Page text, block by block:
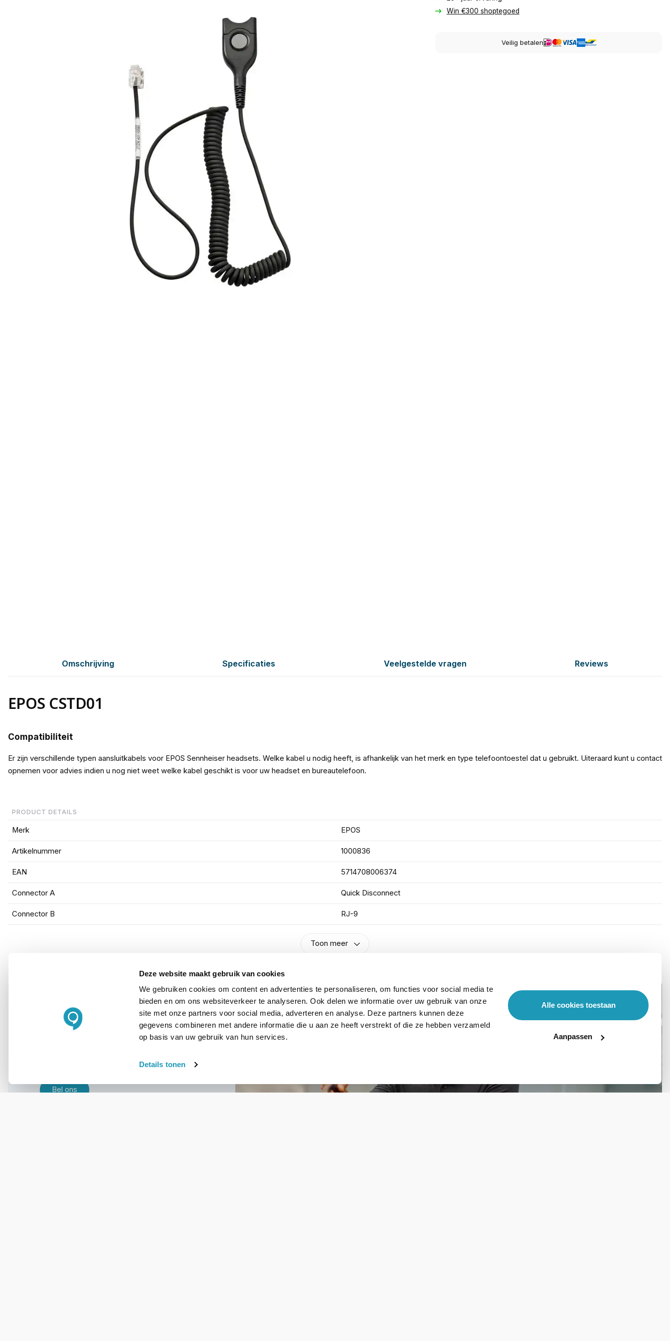
Deze website maakt gebruik van cookies
We gebruiken cookies om content en advertenties te personaliseren, om functies voor social media te
bieden en om ons websiteverkeer te analyseren. Ook delen we informatie over uw gebruik van onze
site met onze partners voor social media, adverteren en analyse. Deze partners kunnen deze
gegevens combineren met andere informatie die u aan ze heeft verstrekt of die ze hebben verzameld
op basis van uw gebruik van hun services.
Details tonen
Alle cookies toestaan
Aanpassen
Win €300 shoptegoed
Veilig betalen
Omschrijving Specificaties Veelgestelde vragen Reviews
EPOS CSTD01
Compatibiliteit
Er zijn verschillende typen aansluitkabels voor EPOS Sennheiser headsets. Welke kabel u nodig heeft, is afhankelijk van het merk en type telefoontoestel dat u gebruikt. Uiteraard kunt u contact
opnemen voor advies indien u nog niet weet welke kabel geschikt is voor uw headset en bureautelefoon.
PRODUCT DETAILS
Merk EPOS
Artikelnummer 1000836
EAN 5714708006374
Connector A Quick Disconnect
Connector B RJ-9
Toon meer
WIL JIJ ADVIES OP MAAT?
Vraag het onze
Bel ons